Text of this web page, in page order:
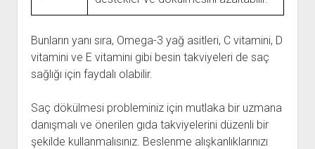
Bunların yanı sıra, Omega-3 yağ asitleri, C vitamini, D
vitamini ve E vitamini gibi besin takviyeleri de saç
sağlığı için faydalı olabilir.
Saç dökülmesi probleminiz için mutlaka bir uzmana
danışmalı ve önerilen gıda takviyelerini düzenli bir
şekilde kullanmalısınız. Beslenme alışkanlıklarınızı